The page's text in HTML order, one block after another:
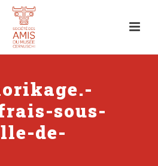
sous-
de-